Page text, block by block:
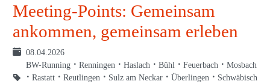
Meeting-Points: Gemeinsam
ankommen, gemeinsam erleben
08.04.2026
BW-Running
Renningen Haslach Bühl Feuerbach
Mosbach
Rastatt
Reutlingen Sulz am Neckar Überlingen
Schwäbisch